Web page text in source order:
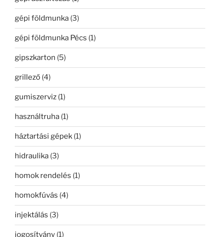
gépi földmunka (3)
gépi földmunka Pécs (1)
gipszkarton (5)
grillező (4)
gumiszerviz (1)
használtruha (1)
háztartási gépek (1)
hidraulika (3)
homok rendelés (1)
homokfúvás (4)
injektálás (3)
jogosítvány (1)